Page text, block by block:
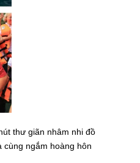
thư giãn nhâm nhi đồ
cùng ngắm hoàng hôn